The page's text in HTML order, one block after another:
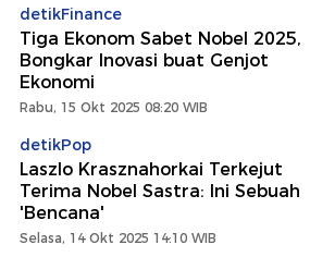
detikFinance
Tiga Ekonom Sabet Nobel 2025,
Bongkar Inovasi buat Genjot
Ekonomi
Rabu, 15 Okt 2025 08:20 WIB
detikPop
Laszlo Krasznahorkai Terkejut
Terima Nobel Sastra: Ini Sebuah
'Bencana'
Selasa, 14 Okt 2025 14:10 WIB